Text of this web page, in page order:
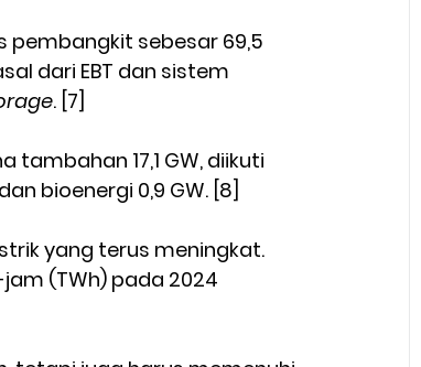
pembangkit sebesar 69,5
dari EBT dan sistem
. [7]
17,1 GW, diikuti
bioenergi 0,9 GW. [8]
yang terus meningkat.
(TWh) pada 2024